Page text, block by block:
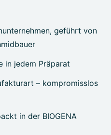
geführt von
in jedem Präparat
– kompromisslos
in der BIOGENA